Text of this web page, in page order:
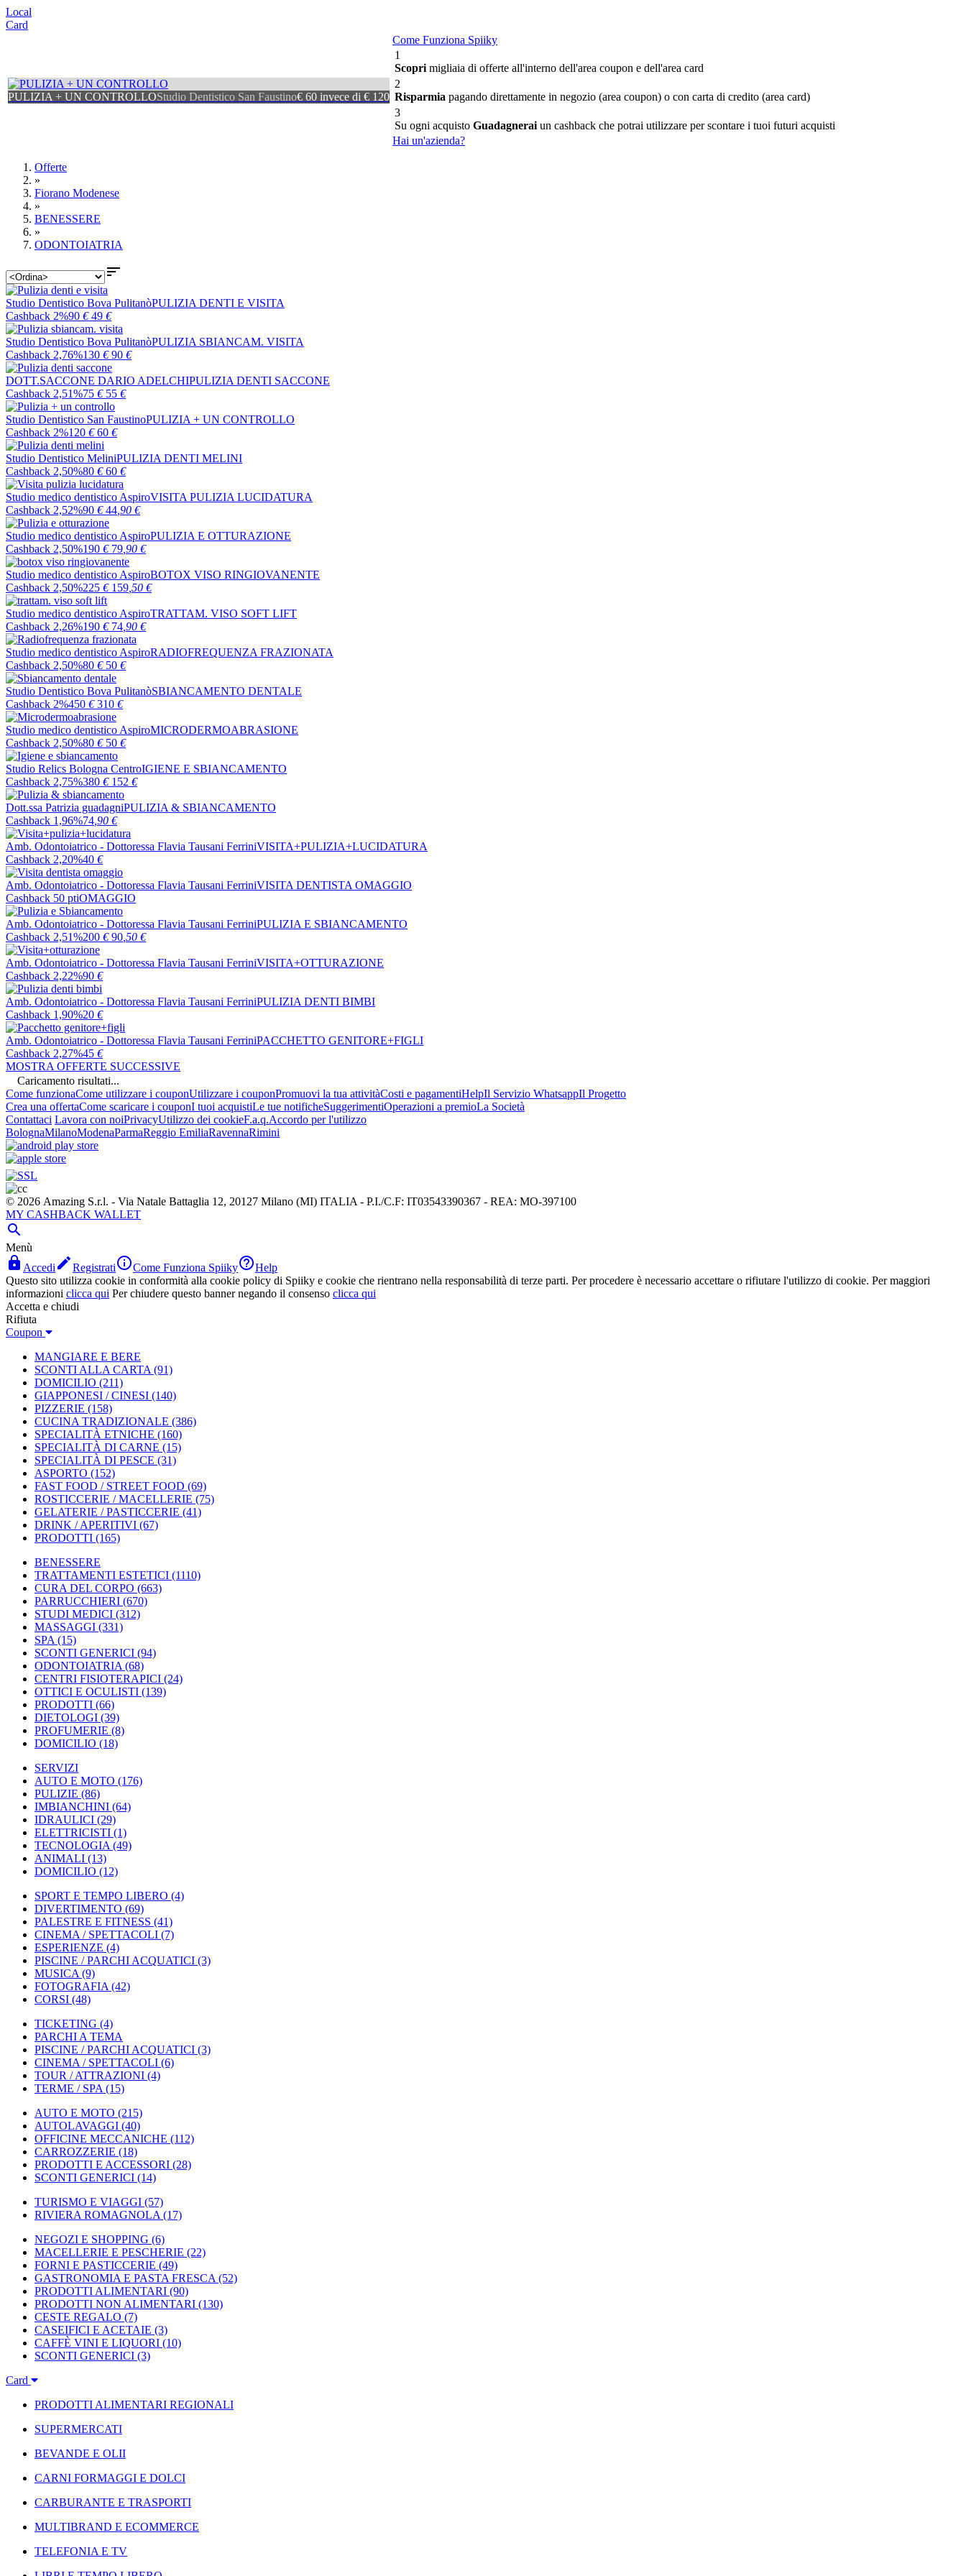
Local
Card
PULIZIA + UN CONTROLLOStudio Dentistico San Faustino€ 60 invece di € 120
Come Funziona Spiiky
1
Scopri migliaia di offerte all'interno dell'area coupon e dell'area card
2
Risparmia pagando direttamente in negozio (area coupon) o con carta di credito (area card)
3
Su ogni acquisto Guadagnerai un cashback che potrai utilizzare per scontare i tuoi futuri acquisti
Hai un'azienda?
Offerte
»
Fiorano Modenese
»
BENESSERE
»
ODONTOIATRIA

Studio Dentistico Bova PulitanòPULIZIA DENTI E VISITA
Cashback 2%90 € 49 €
Studio Dentistico Bova PulitanòPULIZIA SBIANCAM. VISITA
Cashback 2,76%130 € 90 €
DOTT.SACCONE DARIO ADELCHIPULIZIA DENTI SACCONE
Cashback 2,51%75 € 55 €
Studio Dentistico San FaustinoPULIZIA + UN CONTROLLO
Cashback 2%120 € 60 €
Studio Dentistico MeliniPULIZIA DENTI MELINI
Cashback 2,50%80 € 60 €
Studio medico dentistico AspiroVISITA PULIZIA LUCIDATURA
Cashback 2,52%90 € 44 ,90 €
Studio medico dentistico AspiroPULIZIA E OTTURAZIONE
Cashback 2,50%190 € 79 ,90 €
Studio medico dentistico AspiroBOTOX VISO RINGIOVANENTE
Cashback 2,50%225 € 159 ,50 €
Studio medico dentistico AspiroTRATTAM. VISO SOFT LIFT
Cashback 2,26%190 € 74 ,90 €
Studio medico dentistico AspiroRADIOFREQUENZA FRAZIONATA
Cashback 2,50%80 € 50 €
Studio Dentistico Bova PulitanòSBIANCAMENTO DENTALE
Cashback 2%450 € 310 €
Studio medico dentistico AspiroMICRODERMOABRASIONE
Cashback 2,50%80 € 50 €
Studio Relics Bologna CentroIGIENE E SBIANCAMENTO
Cashback 2,75%380 € 152 €
Dott.ssa Patrizia guadagniPULIZIA & SBIANCAMENTO
Cashback 1,96%74 ,90 €
Amb. Odontoiatrico - Dottoressa Flavia Tausani FerriniVISITA+PULIZIA+LUCIDATURA
Cashback 2,20%40 €
Amb. Odontoiatrico - Dottoressa Flavia Tausani FerriniVISITA DENTISTA OMAGGIO
Cashback 50 ptiOMAGGIO
Amb. Odontoiatrico - Dottoressa Flavia Tausani FerriniPULIZIA E SBIANCAMENTO
Cashback 2,51%200 € 90 ,50 €
Amb. Odontoiatrico - Dottoressa Flavia Tausani FerriniVISITA+OTTURAZIONE
Cashback 2,22%90 €
Amb. Odontoiatrico - Dottoressa Flavia Tausani FerriniPULIZIA DENTI BIMBI
Cashback 1,90%20 €
Amb. Odontoiatrico - Dottoressa Flavia Tausani FerriniPACCHETTO GENITORE+FIGLI
Cashback 2,27%45 €
MOSTRA OFFERTE SUCCESSIVE
Caricamento risultati...
Come funzionaCome utilizzare i couponUtilizzare i couponPromuovi la tua attivitàCosti e pagamentiHelpIl Servizio WhatsappIl Progetto
Crea una offertaCome scaricare i couponI tuoi acquistiLe tue notificheSuggerimentiOperazioni a premioLa Società
Contattaci Lavora con noiPrivacyUtilizzo dei cookieF.a.q.Accordo per l'utilizzo
BolognaMilanoModenaParmaReggio EmiliaRavennaRimini
© 2026 Amazing S.r.l. - Via Natale Battaglia 12, 20127 Milano (MI) ITALIA - P.I./C.F: IT03543390367 - REA: MO-397100
MY CASHBACK WALLET

Menù
 Accedi RegistratiCome Funziona SpiikyHelp
Questo sito utilizza cookie in conformità alla cookie policy di Spiiky e cookie che rientrano nella responsabilità di terze parti. Per procedere è necessario accettare o rifiutare l'utilizzo di cookie. Per maggiori
informazioni clicca qui Per chiudere questo banner negando il consenso clicca qui
Accetta e chiudi
Rifiuta
Coupon
MANGIARE E BERE
SCONTI ALLA CARTA (91)
DOMICILIO (211)
GIAPPONESI / CINESI (140)
PIZZERIE (158)
CUCINA TRADIZIONALE (386)
SPECIALITÀ ETNICHE (160)
SPECIALITÀ DI CARNE (15)
SPECIALITÀ DI PESCE (31)
ASPORTO (152)
FAST FOOD / STREET FOOD (69)
ROSTICCERIE / MACELLERIE (75)
GELATERIE / PASTICCERIE (41)
DRINK / APERITIVI (67)
PRODOTTI (165)
BENESSERE
TRATTAMENTI ESTETICI (1110)
CURA DEL CORPO (663)
PARRUCCHIERI (670)
STUDI MEDICI (312)
MASSAGGI (331)
SPA (15)
SCONTI GENERICI (94)
ODONTOIATRIA (68)
CENTRI FISIOTERAPICI (24)
OTTICI E OCULISTI (139)
PRODOTTI (66)
DIETOLOGI (39)
PROFUMERIE (8)
DOMICILIO (18)
SERVIZI
AUTO E MOTO (176)
PULIZIE (86)
IMBIANCHINI (64)
IDRAULICI (29)
ELETTRICISTI (1)
TECNOLOGIA (49)
ANIMALI (13)
DOMICILIO (12)
SPORT E TEMPO LIBERO (4)
DIVERTIMENTO (69)
PALESTRE E FITNESS (41)
CINEMA / SPETTACOLI (7)
ESPERIENZE (4)
PISCINE / PARCHI ACQUATICI (3)
MUSICA (9)
FOTOGRAFIA (42)
CORSI (48)
TICKETING (4)
PARCHI A TEMA
PISCINE / PARCHI ACQUATICI (3)
CINEMA / SPETTACOLI (6)
TOUR / ATTRAZIONI (4)
TERME / SPA (15)
AUTO E MOTO (215)
AUTOLAVAGGI (40)
OFFICINE MECCANICHE (112)
CARROZZERIE (18)
PRODOTTI E ACCESSORI (28)
SCONTI GENERICI (14)
TURISMO E VIAGGI (57)
RIVIERA ROMAGNOLA (17)
NEGOZI E SHOPPING (6)
MACELLERIE E PESCHERIE (22)
FORNI E PASTICCERIE (49)
GASTRONOMIA E PASTA FRESCA (52)
PRODOTTI ALIMENTARI (90)
PRODOTTI NON ALIMENTARI (130)
CESTE REGALO (7)
CASEIFICI E ACETAIE (3)
CAFFÈ VINI E LIQUORI (10)
SCONTI GENERICI (3)
Card
PRODOTTI ALIMENTARI REGIONALI
SUPERMERCATI
BEVANDE E OLII
CARNI FORMAGGI E DOLCI
CARBURANTE E TRASPORTI
MULTIBRAND E ECOMMERCE
TELEFONIA E TV